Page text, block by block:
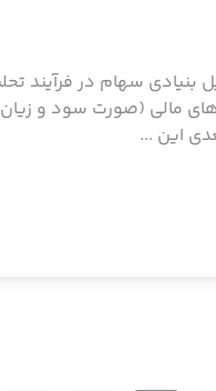
سهام در فرآیند
مالی (صورت سود و زیان،
این ...